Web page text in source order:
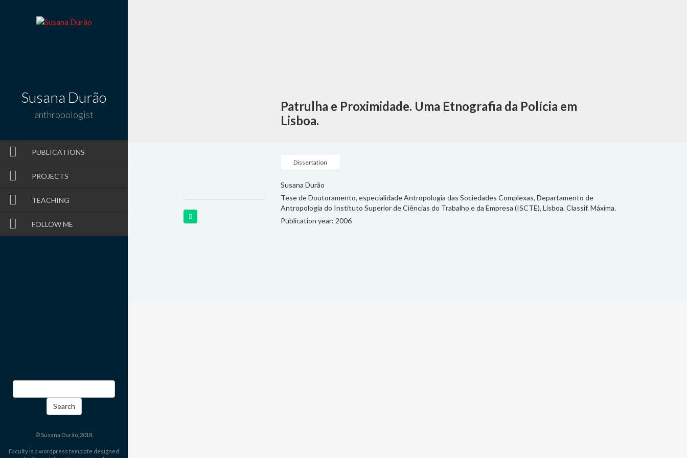
Susana Durão
anthropologist
PUBLICATIONS
PROJECTS
TEACHING
FOLLOW ME
for:
© Susana Durão, 2018.
Faculty is a wordpress template designed
Patrulha e Proximidade. Uma Etnografia da Polícia em
Lisboa.
Dissertation
Susana Durão
Tese de Doutoramento, especialidade Antropologia das Sociedades Complexas, Departamento de
Antropologia do Instituto Superior de Ciências do Trabalho e da Empresa (ISCTE), Lisboa. Classif. Máxima.
Publication year: 2006